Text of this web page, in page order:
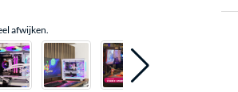
afwijken.